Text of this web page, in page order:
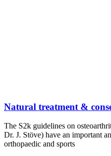
Natural treatment &
The S2k guidelines on
Dr. J. Stöve) have an important
orthopaedic and sports